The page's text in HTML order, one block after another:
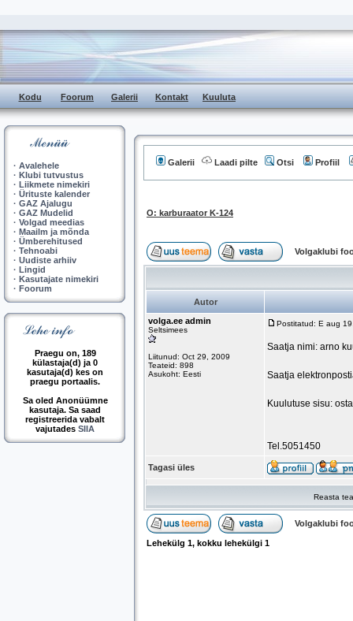
Kodu Foorum Galerii Kontakt Kuuluta
· Avalehele
· Klubi tutvustus
· Liikmete nimekiri
· Ürituste kalender
· GAZ Ajalugu
· GAZ Mudelid
· Volgad meedias
· Maailm ja mõnda
· Ümberehitused
· Tehnoabi
· Uudiste arhiiv
· Lingid
· Kasutajate nimekiri
· Foorum
Praegu on, 189
külastaja(d) ja 0
kasutaja(d) kes on
praegu portaalis.
Sa oled Anonüümne
kasutaja. Sa saad
registreerida vabalt
vajutades SIIA
Galerii Laadi pilte Otsi Profiil
O: karburaator K-124
Volgaklubi
Autor
volga.ee admin
Seltsimees
Liitunud: Oct 29, 2009
Teateid: 898
Asukoht: Eesti
Postitatud: E aug
Saatja nimi: arno
Saatja
Kuulutuse sisu:
Tel.5051450
Tagasi üles
Reasta
Volgaklubi
Lehekülg 1, kokku lehekülgi 1